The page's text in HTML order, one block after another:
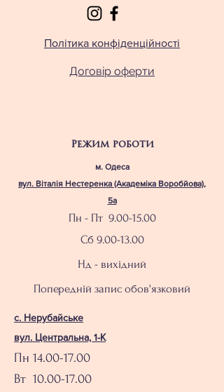
Політика конфіденційності
Договір оферти
Режим роботи
м. Одеса
вул. Віталія Нестеренка (Академіка Воробйова),
5а
Пн - Пт 9.00-15.00
Сб 9.00-13.00
Нд - вихідний
Попередній запис обов'язковий
с. Нерубайське
вул. Центральна, 1-К
Пн 14.00-17.00
Вт 10.00-17.00